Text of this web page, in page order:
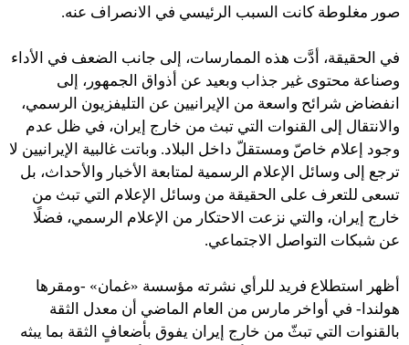
صور مغلوطة كانت السبب الرئيسي في الانصراف عنه.
في الحقيقة، أدَّت هذه الممارسات، إلى جانب الضعف في الأداء
وصناعة محتوى غير جذاب وبعيد عن أذواق الجمهور، إلى
انفضاض شرائح واسعة من الإيرانيين عن التليفزيون الرسمي،
والانتقال إلى القنوات التي تبث من خارج إيران، في ظل عدم
وجود إعلام خاصّ ومستقلّ داخل البلاد. وباتت غالبية الإيرانيين لا
ترجع إلى وسائل الإعلام الرسمية لمتابعة الأخبار والأحداث، بل
تسعى للتعرف على الحقيقة من وسائل الإعلام التي تبث من
خارج إيران، والتي نزعت الاحتكار من الإعلام الرسمي، فضلًا
عن شبكات التواصل الاجتماعي.
أظهر استطلاع فريد للرأي نشرته مؤسسة «غمان» -ومقرها
هولندا- في أواخر مارس من العام الماضي أن معدل الثقة
بالقنوات التي تبثّ من خارج إيران يفوق بأضعافٍ الثقة بما يبثه